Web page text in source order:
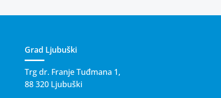
Grad Ljubuški
Trg dr. Franje Tuđmana 1,
88 320 Ljubuški